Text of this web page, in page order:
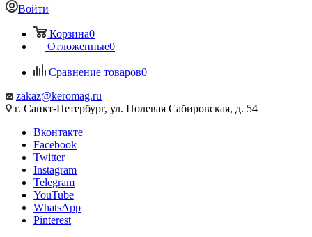
Войти
Корзина0
Отложенные0
Сравнение товаров0
zakaz@keromag.ru
г. Санкт-Петербург, ул. Полевая Сабировская, д. 54
Вконтакте
Facebook
Twitter
Instagram
Telegram
YouTube
WhatsApp
Pinterest